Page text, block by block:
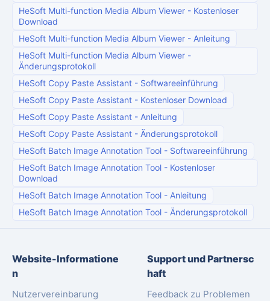
HeSoft Multi-function Media Album Viewer - Kostenloser
Download
HeSoft Multi-function Media Album Viewer - Anleitung
HeSoft Multi-function Media Album Viewer -
Änderungsprotokoll
HeSoft Copy Paste Assistant - Softwareeinführung
HeSoft Copy Paste Assistant - Kostenloser Download
HeSoft Copy Paste Assistant - Anleitung
HeSoft Copy Paste Assistant - Änderungsprotokoll
HeSoft Batch Image Annotation Tool - Softwareeinführung
HeSoft Batch Image Annotation Tool - Kostenloser
Download
HeSoft Batch Image Annotation Tool - Anleitung
HeSoft Batch Image Annotation Tool - Änderungsprotokoll
Website-Informatione
n
Nutzervereinbarung
Support und Partnersc
haft
Feedback zu Problemen